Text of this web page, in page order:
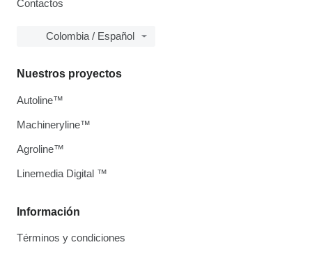
Contactos
Colombia / Español
Información
Términos y condiciones
Nuestros proyectos
Autoline™
Machineryline™
Agroline™
Linemedia Digital ™